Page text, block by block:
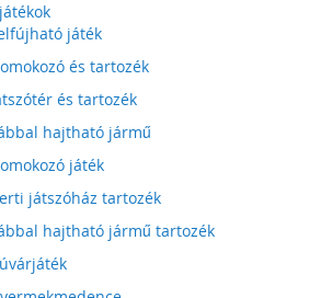
játék
és tartozék
és tartozék
hajtható jármű
játék
játszóház tartozék
hajtható jármű tartozék